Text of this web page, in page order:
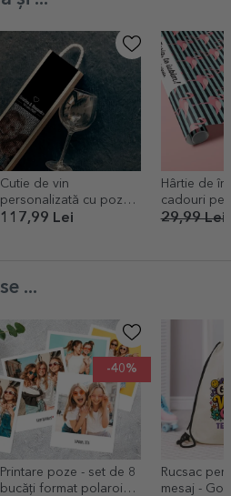
Cutie de vin
personalizată cu poză
și text - Te iubesc în 100
117,99 Lei
Hârtie de
cadouri
model
29,99 Lei
...
-40%
Printare poze - set de 8
bucăți format polaroid
Rucsac
mesaj -